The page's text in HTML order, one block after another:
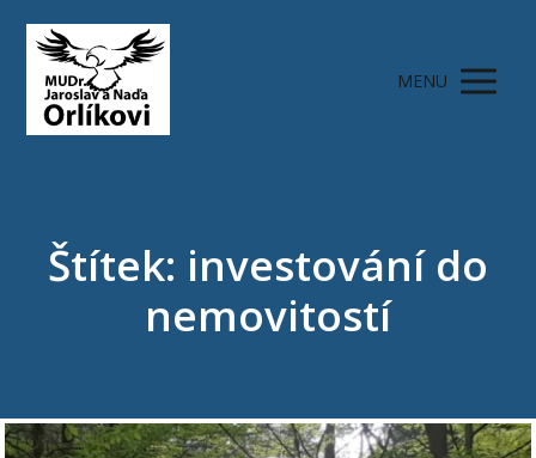
MENU
Štítek: investování do
nemovitostí